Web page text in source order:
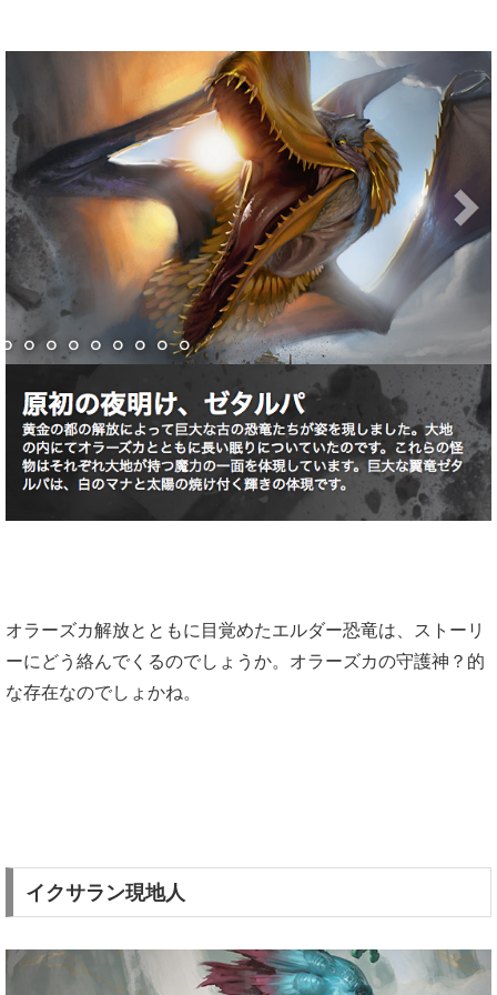
オラーズカ解放とともに目覚めたエルダー恐竜は、ストーリ
ーにどう絡んでくるのでしょうか。オラーズカの守護神？的
な存在なのでしょかね。
イクサラン現地人